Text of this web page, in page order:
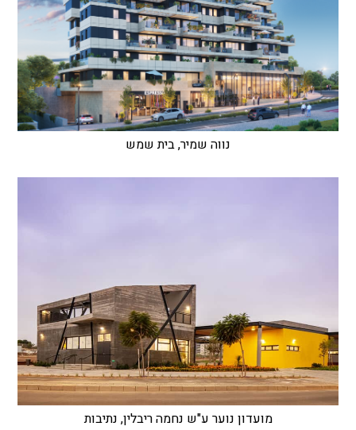
נווה שמיר, בית שמש
מועדון נוער ע"ש נחמה ריבלין, נתיבות